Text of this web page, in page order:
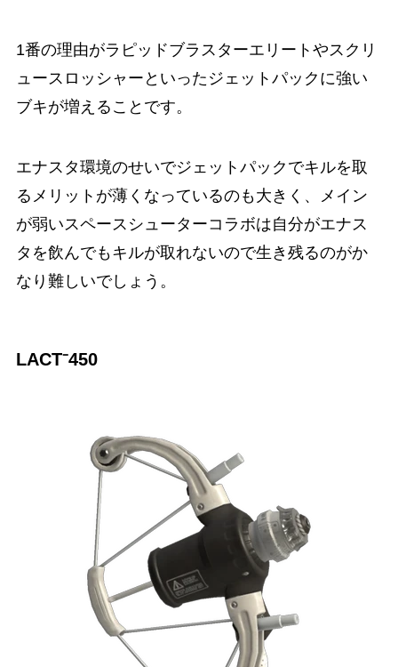
1番の理由がラピッドブラスターエリートやスクリ
ュースロッシャーといったジェットパックに強い
ブキが増えることです。
エナスタ環境のせいでジェットパックでキルを取
るメリットが薄くなっているのも大きく、メイン
が弱いスペースシューターコラボは自分がエナス
タを飲んでもキルが取れないので生き残るのがか
なり難しいでしょう。
LACT⁻450